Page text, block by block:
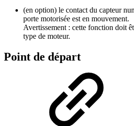
(en option) le contact du capteur
porte motorisée est en mouvement.
Avertissement : cette fonction doit
type de moteur.
Point de départ